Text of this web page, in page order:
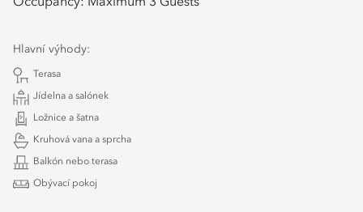
Hlavní výhody:
Terasa
Jídelna a salónek
Ložnice a šatna
Kruhová vana a sprcha
Balkón nebo terasa
Obývací pokoj